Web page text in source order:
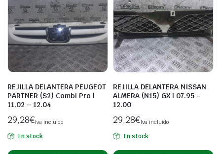
REJILLA DELANTERA PEUGEOT
PARTNER (S2) Combi Pro |
11.02 – 12.04
29,28€Iva incluido
En stock
REJILLA DELANTERA NISSAN
ALMERA (N15) GX | 07.95 –
12.00
29,28€Iva incluido
En stock